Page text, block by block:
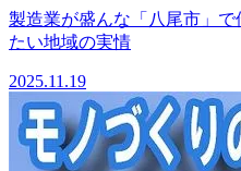
製造業が盛んな「八尾市」
たい地域の実情
2025.11.19